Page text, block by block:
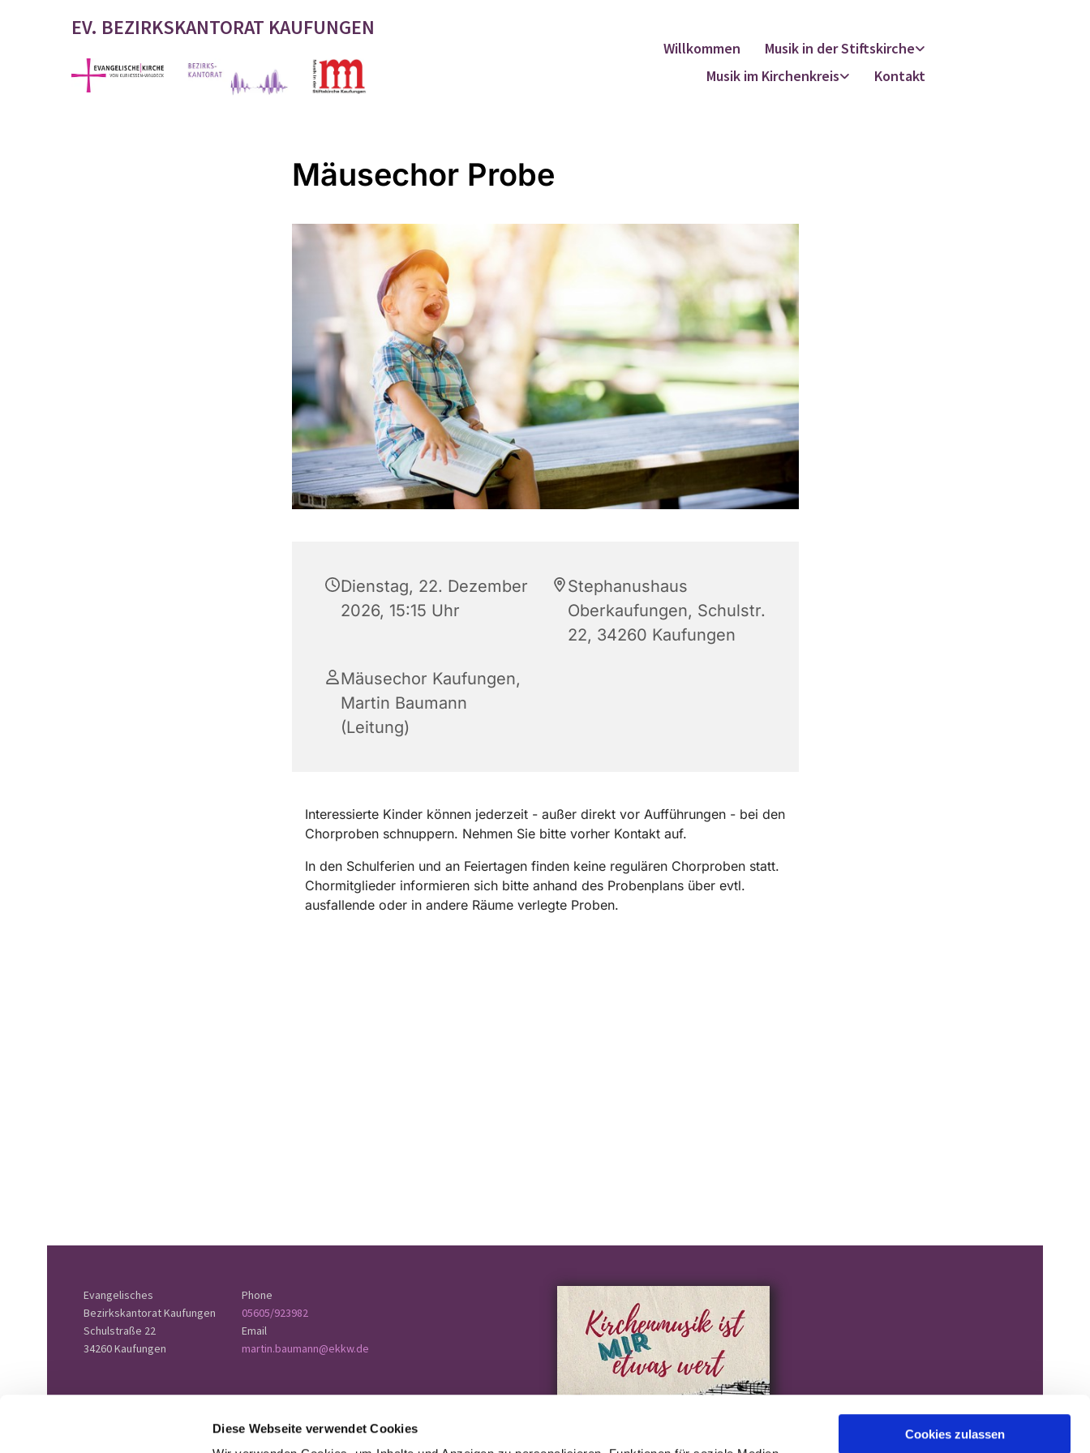
Diese Webseite verwendet Cookies
Cookies zulassen
EV. BEZIRKSKANTORAT KAUFUNGEN
Willkommen
Musik in der Stiftskirche
Musik im Kirchenkreis
Kontakt
Mäusechor Probe
Dienstag, 22. Dezember
2026, 15:15 Uhr
Stephanushaus
Oberkaufungen, Schulstr.
22, 34260 Kaufungen
Mäusechor Kaufungen,
Martin Baumann
(Leitung)
Interessierte Kinder können jederzeit - außer direkt vor Aufführungen - bei den
Chorproben schnuppern. Nehmen Sie bitte vorher Kontakt auf.
In den Schulferien und an Feiertagen finden keine regulären Chorproben statt.
Chormitglieder informieren sich bitte anhand des Probenplans über evtl.
ausfallende oder in andere Räume verlegte Proben.
Evangelisches
Bezirkskantorat Kaufungen
Schulstraße 22
34260 Kaufungen
Phone
05605/923982
Email
martin.baumann@ekkw.de